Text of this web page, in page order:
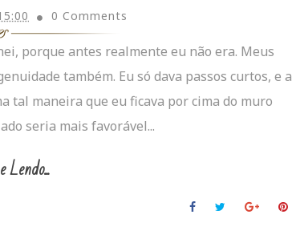
0 Comments
porque antes realmente eu não era. Meus
também. Eu só dava passos curtos, e a
tal maneira que eu ficava por cima do muro
seria mais favorável...